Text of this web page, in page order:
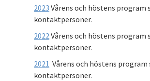
2023 Vårens och höstens program
kontaktpersoner.
2022Vårens och höstens program
kontaktpersoner.
2021 Vårens och höstens
kontaktpersoner.